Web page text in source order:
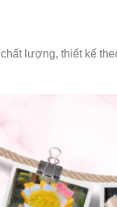
lượng, thiết kế